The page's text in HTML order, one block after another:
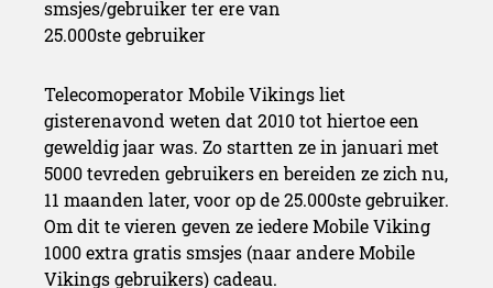
Telecomoperator Mobile Vikings liet
gisterenavond weten dat 2010 tot hiertoe een
geweldig jaar was. Zo startten ze in januari met
5000 tevreden gebruikers en bereiden ze zich nu,
11 maanden later, voor op de 25.000ste gebruiker.
Om dit te vieren geven ze iedere Mobile Viking
1000 extra gratis smsjes (naar andere Mobile
Vikings gebruikers) cadeau.